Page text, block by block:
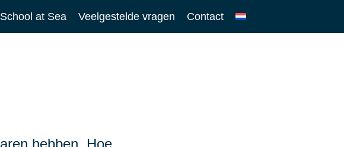
at Sea Veelgestelde vragen Contact
hebben. Hoe